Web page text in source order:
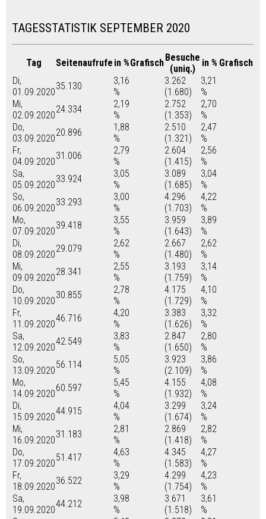
TAGESSTATISTIK SEPTEMBER 2020
Tag Seitenaufrufe in %GrafischBesuche
(uniq.)
in % Grafisch
Di,
01.09.2020
35.130
3,16
%
3.262
(1.680)
3,21
%
Mi,
02.09.2020
24.334
2,19
%
2.752
(1.353)
2,70
%
Do,
03.09.2020
20.896
1,88
%
2.510
(1.321)
2,47
%
Fr,
04.09.2020
31.006
2,79
%
2.604
(1.415)
2,56
%
Sa,
05.09.2020
33.924
3,05
%
3.089
(1.685)
3,04
%
So,
06.09.2020
33.293
3,00
%
4.296
(1.703)
4,22
%
Mo,
07.09.2020
39.418
3,55
%
3.959
(1.643)
3,89
%
Di,
08.09.2020
29.079
2,62
%
2.667
(1.480)
2,62
%
Mi,
09.09.2020
28.341
2,55
%
3.193
(1.759)
3,14
%
Do,
10.09.2020
30.855
2,78
%
4.175
(1.729)
4,10
%
Fr,
11.09.2020
46.716
4,20
%
3.383
(1.626)
3,32
%
Sa,
12.09.2020
42.549
3,83
%
2.847
(1.650)
2,80
%
So,
13.09.2020
56.114
5,05
%
3.923
(2.109)
3,86
%
Mo,
14.09.2020
60.597
5,45
%
4.155
(1.932)
4,08
%
Di,
15.09.2020
44.915
4,04
%
3.299
(1.674)
3,24
%
Mi,
16.09.2020
31.183
2,81
%
2.869
(1.418)
2,82
%
Do,
17.09.2020
51.417
4,63
%
4.345
(1.583)
4,27
%
Fr,
18.09.2020
36.522
3,29
%
4.299
(1.754)
4,23
%
Sa,
19.09.2020
44.212
3,98
%
3.671
(1.518)
3,61
%